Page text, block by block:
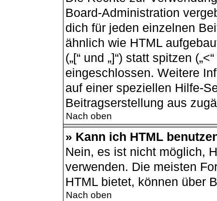
Board-Administration
dich für jeden einzelnen
ähnlich wie HTML
(„[“ und „]“) statt spitzen
eingeschlossen. Weitere
auf einer speziellen Hilfe-
Beitragserstellung aus
Nach oben
» Kann ich HTML
Nein, es ist nicht möglich,
verwenden. Die meisten
HTML bietet, können über
Nach oben